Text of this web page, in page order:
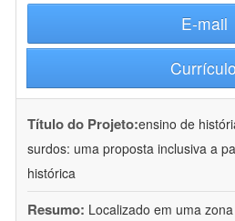
E-mail
Currículo
Título do Projeto:ensino de
surdos: uma proposta inclusiva a
histórica
Resumo: Localizado em uma